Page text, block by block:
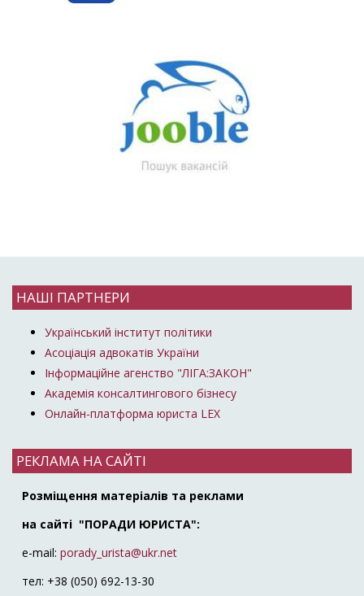
НАШІ ПАРТНЕРИ
Український інститут політики
Асоціація адвокатів України
Інформаційне агенство "ЛІГА:ЗАКОН"
Академія консалтингового бізнесу
Онлайн-платформа юриста LEX
РЕКЛАМА НА САЙТІ
Розміщення матеріалів та реклами
на сайті "ПОРАДИ ЮРИСТА":
e-mail: porady_urista@ukr.net
тел: +38 (050) 692-13-30